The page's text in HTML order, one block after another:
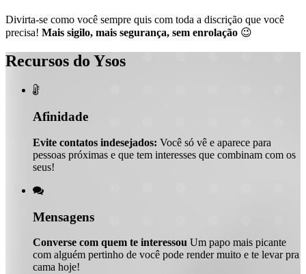
Divirta-se como você sempre quis com toda a discrição que você
precisa! Mais sigilo, mais segurança, sem enrolação 😉
Recursos do Ysos

Afinidade
Evite contatos indesejados: Você só vê e aparece para
pessoas próximas e que tem interesses que combinam com os
seus!

Mensagens
Converse com quem te interessou Um papo mais picante
com alguém pertinho de você pode render muito e te levar pra
cama hoje!